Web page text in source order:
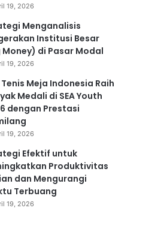
19, 2026
Menganalisis
Institusi Besar
Money) di Pasar Modal
19, 2026
Meja Indonesia Raih
Medali di SEA Youth
dengan Prestasi
19, 2026
Efektif untuk
Produktivitas
dan Mengurangi
Terbuang
19, 2026